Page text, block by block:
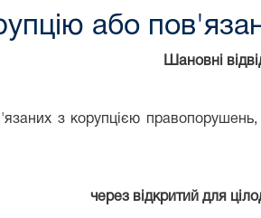
або
Шановні
з корупцією
через відкритий для